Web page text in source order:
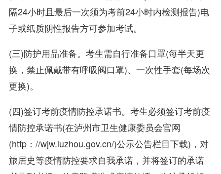
隔24小时且最后一次须为考前24小时内检测报告)电
子或纸质阴性报告方可参加考试。
(三)防护用品准备。考生需自行准备口罩(每半天更
换，禁止佩戴带有呼吸阀口罩)、一次性手套(每场次
更换)。
(四)签订考前疫情防控承诺书。考生必须签订考前疫
情防控承诺书(在泸州市卫生健康委员会官网
(http：//wjw.luzhou.gov.cn/)公示公告栏目下载)，对
旅居史等疫情防控要求自我承诺，并将签订的承诺